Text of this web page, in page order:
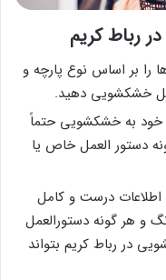
رباط کریم
را بر اساس نوع پارچه و
خشکشویی دهید.
خود به خشکشویی حتماً
دستور العمل خاص یا
درست و کامل
و هر گونه دستورالعمل
در رباط کریم بتواند